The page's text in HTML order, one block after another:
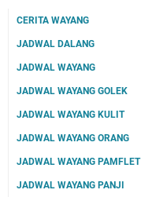
CERITA WAYANG
JADWAL DALANG
JADWAL WAYANG
JADWAL WAYANG GOLEK
JADWAL WAYANG KULIT
JADWAL WAYANG ORANG
JADWAL WAYANG PAMFLET
JADWAL WAYANG PANJI